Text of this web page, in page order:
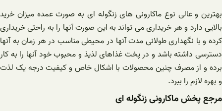
بهترین و عالی نوع ماکارونی های زنگوله ای به صورت عمده میزان خرید
بالایی دارد و هر خریداری می تواند به این صورت آنها را به راحتی خریداری
کرده و با نگهداری طولانی مدت آنها در محیطی مناسب در هر زمان به آنها
دسترسی داشته باشد و در پخت غذاهای لذیذ و محبوب خود آنها را به کار
برده و از مصرف چنین محصولات با اشکال خاص و کیفیت درجه یک لذت
و بهره لازم را ببرد.
مرجع پخش ماکارونی زنگوله ای